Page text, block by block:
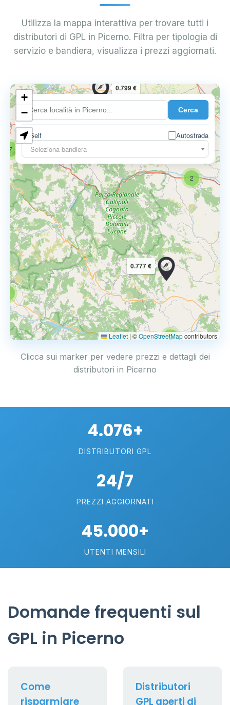
Utilizza la mappa interattiva per trovare tutti i
distributori di GPL in Picerno. Filtra per tipologia di
servizio e bandiera, visualizza i prezzi aggiornati.
Cerca
Self
Autostrada
Seleziona bandiera
2
2
7
0.799 €
0.777 €
+
−
Leaflet | ©OpenStreetMapcontributors
Clicca sui marker per vedere prezzi e dettagli dei
distributori in Picerno
4.076+
DISTRIBUTORI GPL
24/7
PREZZI AGGIORNATI
45.000+
UTENTI MENSILI
Domande frequenti sul
GPL in Picerno
Come
risparmiare
Distributori
GPL aperti di